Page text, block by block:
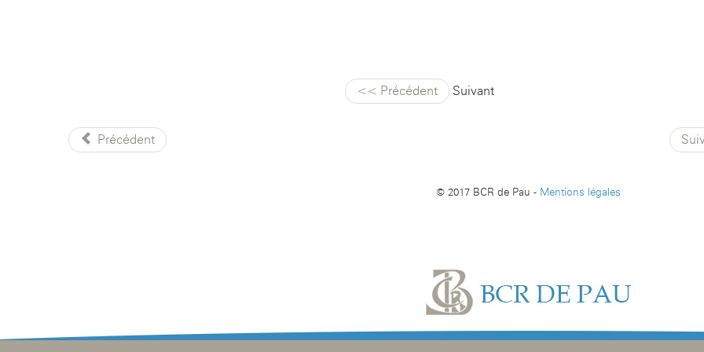
<< Précédent Suivant
Précédent
© 2017 BCR de Pau - Mentions légales